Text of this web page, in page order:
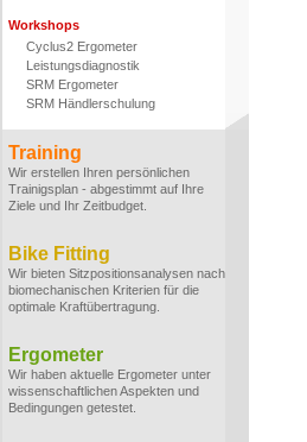
Workshops
Cyclus2 Ergometer
Leistungsdiagnostik
SRM Ergometer
SRM Händlerschulung
Training
Wir erstellen Ihren persönlichen
Trainigsplan - abgestimmt auf Ihre
Ziele und Ihr Zeitbudget.
Bike Fitting
Wir bieten Sitzpositionsanalysen nach
biomechanischen Kriterien für die
optimale Kraftübertragung.
Ergometer
Wir haben aktuelle Ergometer unter
wissenschaftlichen Aspekten und
Bedingungen getestet.